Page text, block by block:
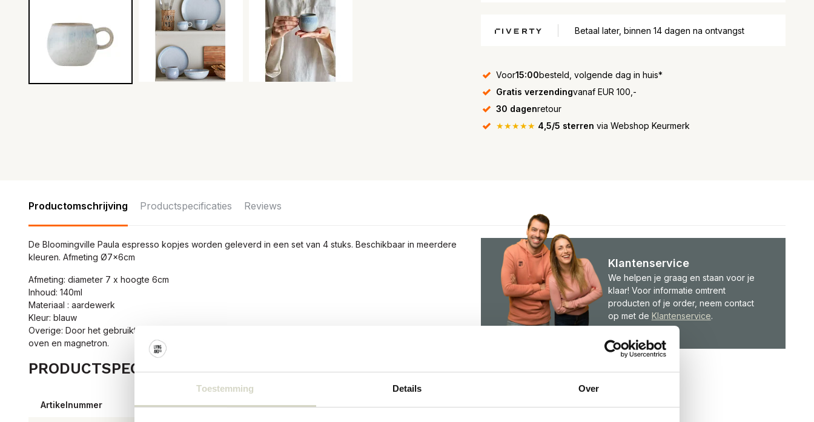
Toestemming Details Over
Betaal later, binnen 14 dagen na ontvangst
Voor15:00besteld, volgende dag in huis*
Gratis verzendingvanaf EUR 100,-
30 dagenretour
★★★★★ 4,5/5 sterren via Webshop Keurmerk
Productomschrijving Productspecificaties Reviews
De Bloomingville Paula espresso kopjes worden geleverd in een set van 4 stuks. Beschikbaar in meerdere
kleuren. Afmeting Ø7x6cm
Afmeting: diameter 7 x hoogte 6cm
Inhoud: 140ml
Materiaal : aardewerk
Kleur: blauw
Overige: Door het gebruikte materiaal kunnen er per item verschillen zijn. Geschikt voor in de vaatwasser,
oven en magnetron.
PRODUCTSPECIFICATIES
Artikelnummer 82061625
Klantenservice
We helpen je graag en staan voor je
klaar! Voor informatie omtrent
producten of je order, neem contact
op met de Klantenservice.